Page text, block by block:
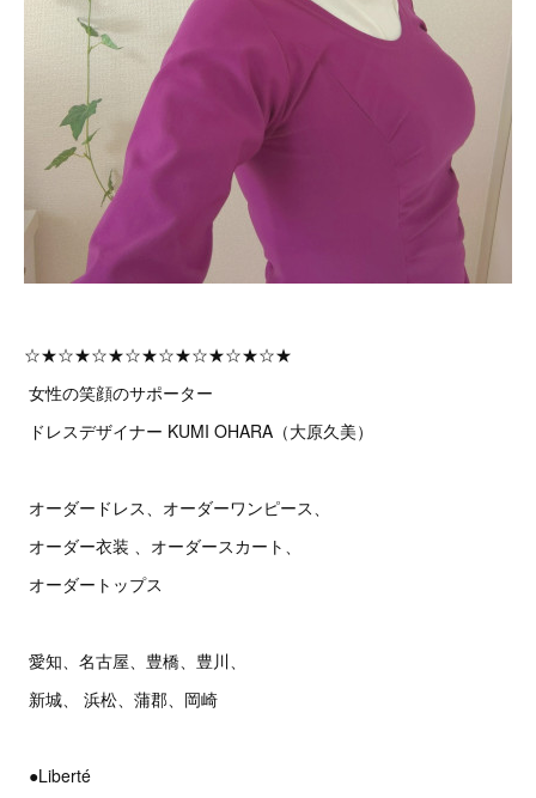
☆★☆★☆★☆★☆★☆★☆★☆★
女性の笑顔のサポーター
ドレスデザイナー KUMI OHARA（大原久美）
オーダードレス、オーダーワンピース、
オーダー衣装 、オーダースカート、
オーダートップス
愛知、名古屋、豊橋、豊川、
新城、 浜松、蒲郡、岡崎
●Liberté